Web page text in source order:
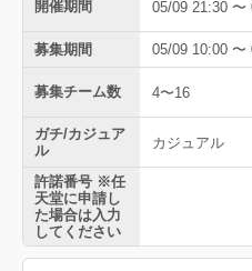
開催期間 05/09 21:30 〜
募集期間 05/09 10:00 〜
募集チーム数 4〜16
ガチ/カジュア
ル
カジュアル
許諾番号 ※任
天堂に申請し
た場合は入力
してください